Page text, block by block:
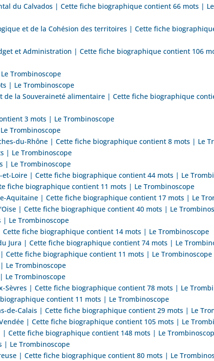
du Calvados | Cette fiche biographique contient 66 mots | Le
et de la Cohésion des territoires | Cette fiche
et Administration | Cette fiche biographique contient 106
Trombinoscope
| Le Trombinoscope
la Souveraineté alimentaire | Cette fiche biographique
3 mots | Le Trombinoscope
Trombinoscope
du-Rhône | Cette fiche biographique contient 8 mots | Le
| Le Trombinoscope
| Le Trombinoscope
Loire | Cette fiche biographique contient 44 mots | Le
fiche biographique contient 11 mots | Le Trombinoscope
Aquitaine | Cette fiche biographique contient 17 mots | Le
| Cette fiche biographique contient 40 mots | Le
| Le Trombinoscope
fiche biographique contient 14 mots | Le Trombinoscope
Jura | Cette fiche biographique contient 74 mots | Le
Cette fiche biographique contient 11 mots | Le Trombinoscope
Le Trombinoscope
Le Trombinoscope
| Cette fiche biographique contient 78 mots | Le
contient 11 mots | Le Trombinoscope
de-Calais | Cette fiche biographique contient 29 mots | Le
| Cette fiche biographique contient 105 mots | Le
Cette fiche biographique contient 148 mots | Le
| Le Trombinoscope
| Cette fiche biographique contient 80 mots | Le